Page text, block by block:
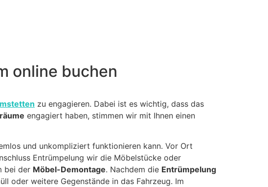
online buchen
zu engagieren. Dabei ist es wichtig, dass das
engagiert haben, stimmen wir mit Ihnen einen
und unkompliziert funktionieren kann. Vor Ort
Entrümpelung wir die Möbelstücke oder
bei der Möbel-Demontage. Nachdem die Entrümpelung
oder weitere Gegenstände in das Fahrzeug. Im